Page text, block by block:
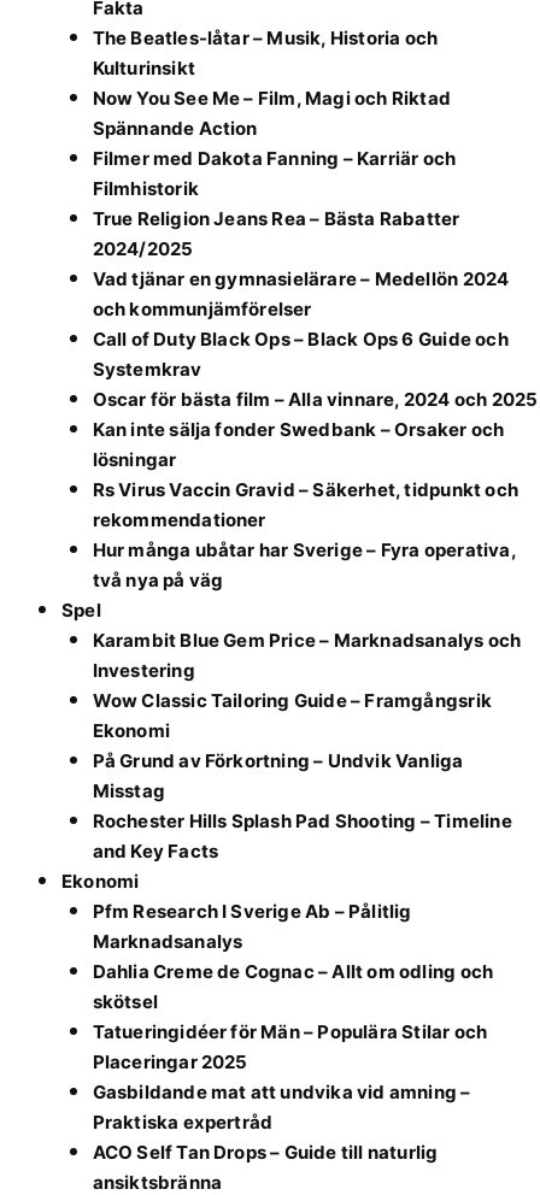
Fakta
The Beatles-låtar – Musik, Historia och
Kulturinsikt
Now You See Me – Film, Magi och Riktad
Spännande Action
Filmer med Dakota Fanning – Karriär och
Filmhistorik
True Religion Jeans Rea – Bästa Rabatter
2024/2025
Vad tjänar en gymnasielärare – Medellön 2024
och kommunjämförelser
Call of Duty Black Ops – Black Ops 6 Guide och
Systemkrav
Oscar för bästa film – Alla vinnare, 2024 och 2025
Kan inte sälja fonder Swedbank – Orsaker och
lösningar
Rs Virus Vaccin Gravid – Säkerhet, tidpunkt och
rekommendationer
Hur många ubåtar har Sverige – Fyra operativa,
två nya på väg
Spel
Karambit Blue Gem Price – Marknadsanalys och
Investering
Wow Classic Tailoring Guide – Framgångsrik
Ekonomi
På Grund av Förkortning – Undvik Vanliga
Misstag
Rochester Hills Splash Pad Shooting – Timeline
and Key Facts
Ekonomi
Pfm Research I Sverige Ab – Pålitlig
Marknadsanalys
Dahlia Creme de Cognac – Allt om odling och
skötsel
Tatueringidéer för Män – Populära Stilar och
Placeringar 2025
Gasbildande mat att undvika vid amning –
Praktiska expertråd
ACO Self Tan Drops – Guide till naturlig
ansiktsbränna